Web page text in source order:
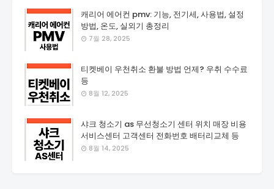
캐리어 에어컨 pmv: 기능, 전기세, 사용법, 설정
방법, 온도, 실외기 총정리
7월 28, 2025
티켓베이 우천취소 환불 방법 언제? 우취 수수료
등
8월 12, 2025
샤크 청소기 as 무선청소기 센터 위치 매장 비용
서비스센터 고객센터 전화번호 배터리교체 등
8월 14, 2025